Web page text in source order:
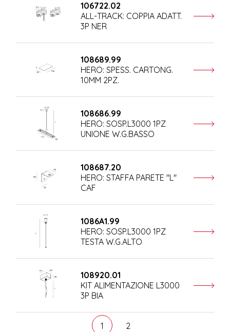
106722.02
ALL-TRACK: COPPIA ADATT.
3P NER
108689.99
HERO: SPESS. CARTONG.
10MM 2PZ.
108686.99
HERO: SOSP.L3000 1PZ
UNIONE W.G.BASSO
108687.20
HERO: STAFFA PARETE "L"
CAF
1086A1.99
HERO: SOSP.L3000 1PZ
TESTA W.G.ALTO
108920.01
KIT ALIMENTAZIONE L3000
3P BIA
1 2